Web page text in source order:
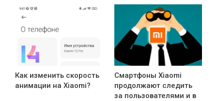
Как изменить скорость
анимации на Xiaomi?
Смартфоны Xiaomi
продолжают следить
за пользователями и в